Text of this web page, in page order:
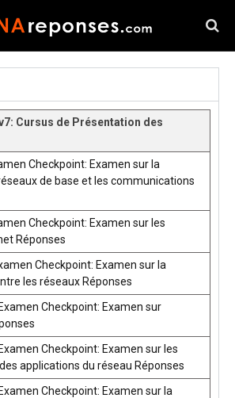
v7: Cursus de Présentation des
Checkpoint: Examen sur la
de base et les communications
Checkpoint: Examen sur les
Réponses
Checkpoint: Examen sur la
les réseaux Réponses
Checkpoint: Examen sur
Checkpoint: Examen sur les
applications du réseau Réponses
Checkpoint: Examen sur la